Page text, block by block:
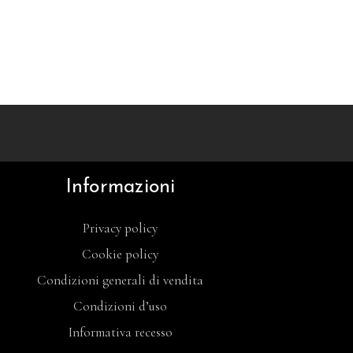
Informazioni
Privacy policy
Cookie policy
Condizioni generali di vendita
Condizioni d’uso
Informativa recesso